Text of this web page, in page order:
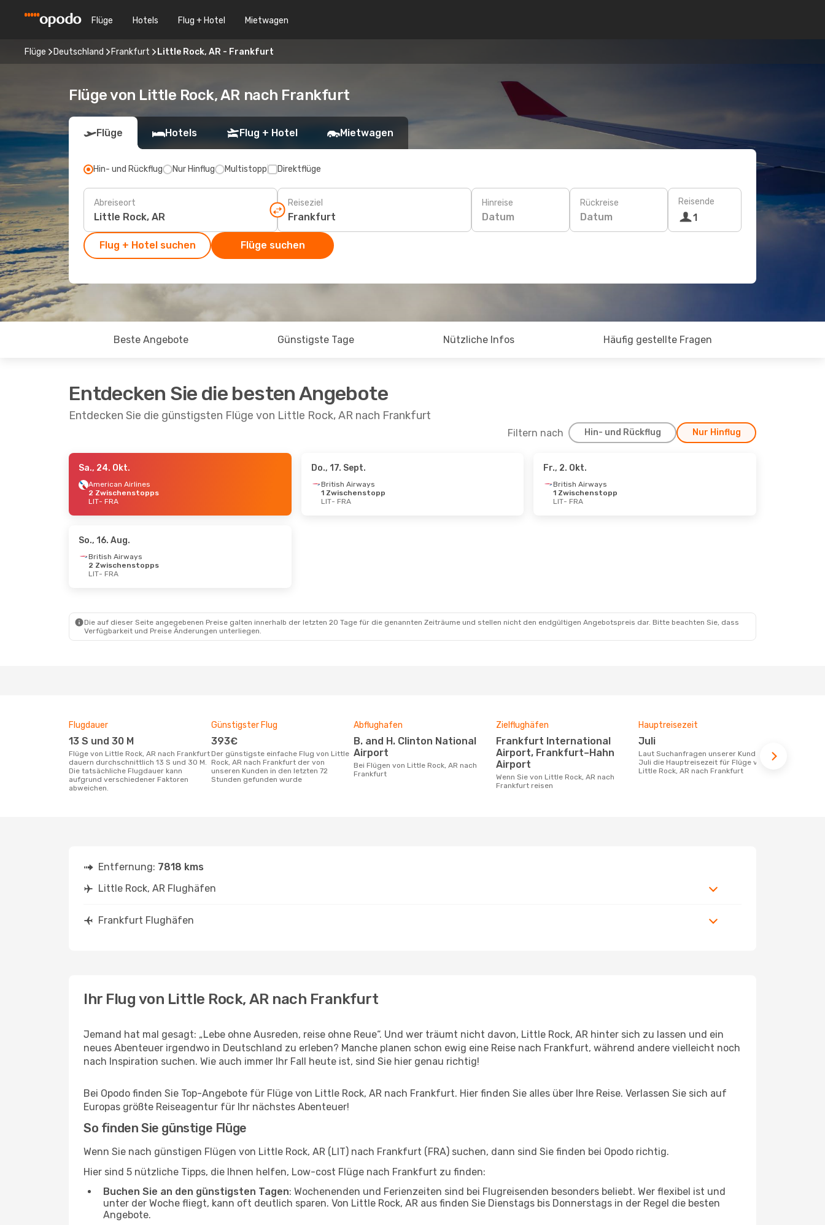
Flüge Hotels Flug + Hotel Mietwagen
Flüge Deutschland Frankfurt Little Rock, AR - Frankfurt
Flüge von Little Rock, AR nach Frankfurt
Flüge Hotels Flug + Hotel Mietwagen
Hin- und Rückflug Nur Hinflug Multistopp Direktflüge
Abreiseort Reiseziel Hinreise
Datum
Rückreise
Datum
Reisende
1
Flug + Hotel suchen Flüge suchen
Beste Angebote Günstigste Tage Nützliche Infos Häufig gestellte Fragen
Entdecken Sie die besten Angebote
Entdecken Sie die günstigsten Flüge von Little Rock, AR nach Frankfurt
Filtern nach Hin- und Rückflug Nur Hinflug
- Mo., 26. Okt.
Sa., 24. Okt.
American Airlines
2 Zwischenstopps
LIT- FRA
Do., 17. Sept.
British Airways
1 Zwischenstopp
LIT- FRA
Fr., 2. Okt.
British Airways
1 Zwischenstopp
LIT- FRA
So., 16. Aug.
British Airways
2 Zwischenstopps
LIT- FRA
Die auf dieser Seite angegebenen Preise galten innerhalb der letzten 20 Tage für die genannten Zeiträume und stellen nicht den endgültigen Angebotspreis dar. Bitte beachten Sie, dass
Verfügbarkeit und Preise Änderungen unterliegen.
Flugdauer
13 S und 30 M
Flüge von Little Rock, AR nach Frankfurt
dauern durchschnittlich 13 S und 30 M.
Die tatsächliche Flugdauer kann
aufgrund verschiedener Faktoren
abweichen.
Günstigster Flug
393€
Der günstigste einfache Flug von Little
Rock, AR nach Frankfurt der von
unseren Kunden in den letzten 72
Stunden gefunden wurde
Abflughafen
B. and H. Clinton National
Airport
Bei Flügen von Little Rock, AR nach
Frankfurt
Zielflughäfen
Frankfurt International
Airport, Frankfurt–Hahn
Airport
Wenn Sie von Little Rock, AR nach
Frankfurt reisen
Hauptreisezeit
Juli
Laut Suchanfragen unserer Kunden ist
Juli die Hauptreisezeit für Flüge von
Little Rock, AR nach Frankfurt
Entfernung: 7818 kms
Little Rock, AR Flughäfen
Frankfurt Flughäfen
Ihr Flug von Little Rock, AR nach Frankfurt
Jemand hat mal gesagt: „Lebe ohne Ausreden, reise ohne Reue“. Und wer träumt nicht davon, Little Rock, AR hinter sich zu lassen und ein
neues Abenteuer irgendwo in Deutschland zu erleben? Manche planen schon ewig eine Reise nach Frankfurt, während andere vielleicht noch
nach Inspiration suchen. Wie auch immer Ihr Fall heute ist, sind Sie hier genau richtig!
Bei Opodo finden Sie Top-Angebote für Flüge von Little Rock, AR nach Frankfurt. Hier finden Sie alles über Ihre Reise. Verlassen Sie sich auf
Europas größte Reiseagentur für Ihr nächstes Abenteuer!
So finden Sie günstige Flüge
Wenn Sie nach günstigen Flügen von Little Rock, AR (LIT) nach Frankfurt (FRA) suchen, dann sind Sie finden bei Opodo richtig.
Hier sind 5 nützliche Tipps, die Ihnen helfen, Low-cost Flüge nach Frankfurt zu finden:
Buchen Sie an den günstigsten Tagen: Wochenenden und Ferienzeiten sind bei Flugreisenden besonders beliebt. Wer flexibel ist und
unter der Woche fliegt, kann oft deutlich sparen. Von Little Rock, AR aus finden Sie Dienstags bis Donnerstags in der Regel die besten
Angebote.